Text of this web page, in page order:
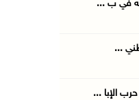
في ب ...
...